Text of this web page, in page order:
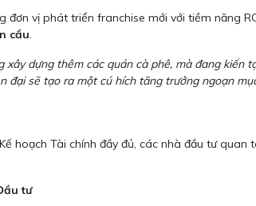
đơn vị phát triển franchise mới với tiềm năng
cầu.
dựng thêm các quán cà phê, mà đang
đại sẽ tạo ra một cú hích tăng trưởng ngoạn
hoạch Tài chính đầy đủ, các nhà đầu tư
tư